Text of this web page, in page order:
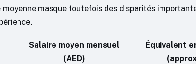
masque toutefois des disparités
Salaire moyen mensuel
(AED)
Équivalent